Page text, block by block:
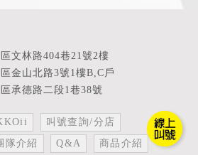
文林路404巷21號2樓
金山北路3號1樓B,C戶
承德路二段1巷38號
叫號查詢/分店
隊介紹 Q&A
商品介紹